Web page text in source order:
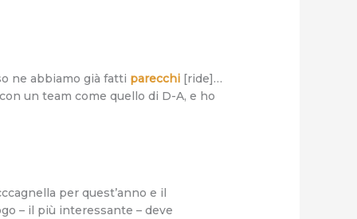
ne abbiamo già fatti parecchi [ride]…
un team come quello di D-A, e ho
per quest’anno e il
– il più interessante – deve